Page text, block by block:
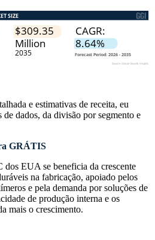
e estimativas de receita, eu
de dados, da divisão por segmento e
GRÁTIS
EUA se beneficia da crescente
​​na fabricação, apoiado pelos
e pela demanda por soluções de
de produção interna e os
mais o crescimento.